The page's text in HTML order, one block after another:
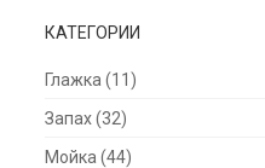
КАТЕГОРИИ
Глажка (11)
Запах(32)
Мойка (44)